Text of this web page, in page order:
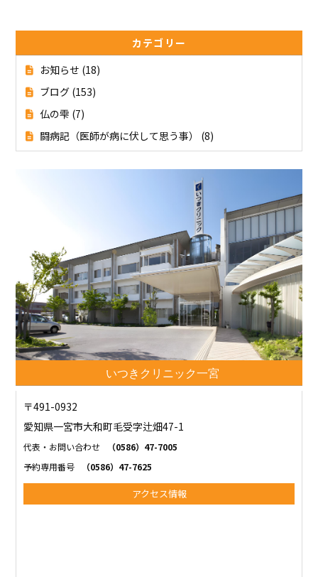
カテゴリー
お知らせ (18)
ブログ (153)
仏の雫 (7)
闘病記（医師が病に伏して思う事）
(8)
いつきクリニック一宮
〒491-0932
愛知県一宮市大和町毛受字辻畑47-1
代表・お問い合わせ
（0586）47-7005
予約専用番号
（0586）47-7625
アクセス情報